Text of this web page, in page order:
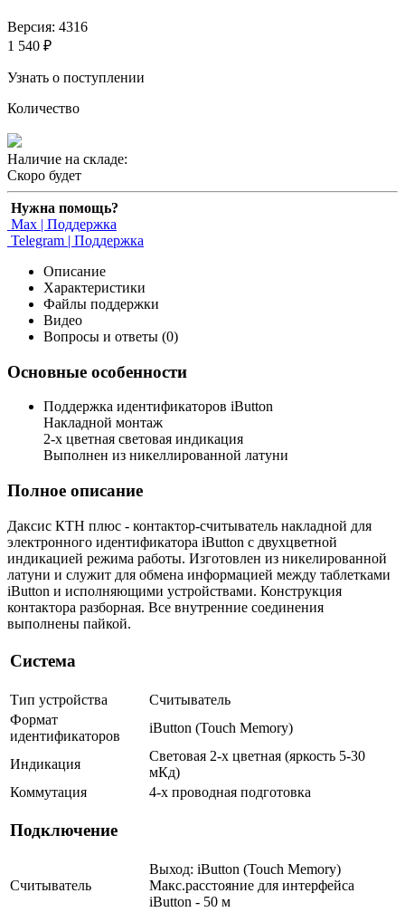
Версия: 4316
1 540 ₽
Узнать о поступлении
Количество
Наличие на складе:
Скоро будет
Нужна помощь?
Max | Поддержка
Telegram | Поддержка
Описание
Характеристики
Файлы поддержки
Видео
Вопросы и ответы (0)
Основные особенности
Поддержка идентификаторов iButton
Накладной монтаж
2-х цветная световая индикация
Выполнен из никеллированной латуни
Полное описание
Даксис КТН плюс - контактор-считыватель накладной для
электронного идентификатора iButton с двухцветной
индикацией режима работы. Изготовлен из никелированной
латуни и служит для обмена информацией между таблетками
iButton и исполняющими устройствами. Конструкция
контактора разборная. Все внутренние соединения
выполнены пайкой.
Система
Тип устройства
Считыватель
Формат
идентификаторов
iButton (Touch Memory)
Индикация
Световая 2-х цветная (яркость 5-30
мКд)
Коммутация
4-х проводная подготовка
Подключение
Считыватель
Выход: iButton (Touch Memory)
Макс.расстояние для интерфейса
iButton - 50 м